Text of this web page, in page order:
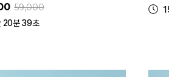
59,000
20분 39초